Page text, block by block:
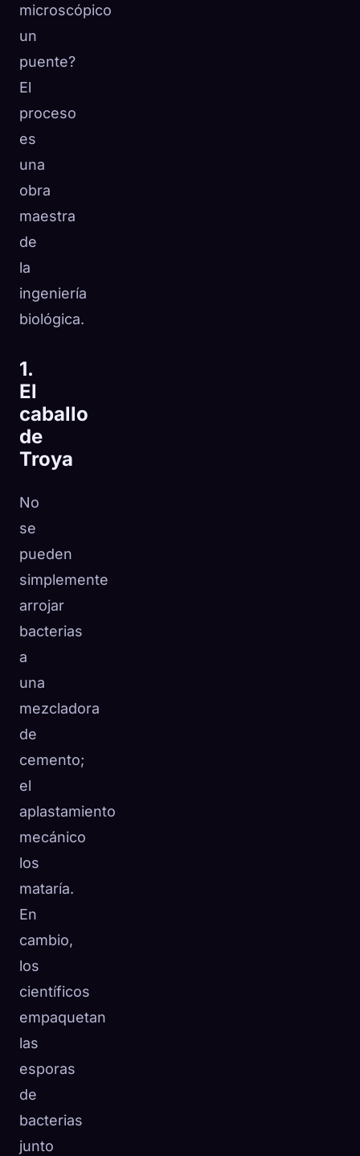
microscópico
un
puente?
El
proceso
es
una
obra
maestra
de
la
ingeniería
biológica.
1.
El
caballo
de
Troya
No
se
pueden
simplemente
arrojar
bacterias
a
una
mezcladora
de
cemento;
el
aplastamiento
mecánico
los
mataría.
En
cambio,
los
científicos
empaquetan
las
esporas
de
bacterias
junto